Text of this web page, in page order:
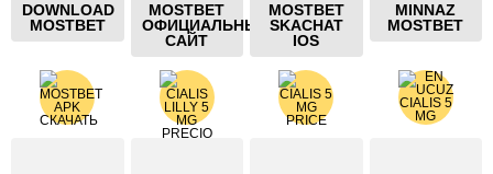
DOWNLOAD
MOSTBET
MOSTBET
ОФИЦИАЛЬНЫЙ
САЙТ
MOSTBET
SKACHAT
IOS
MINNAZ
MOSTBET